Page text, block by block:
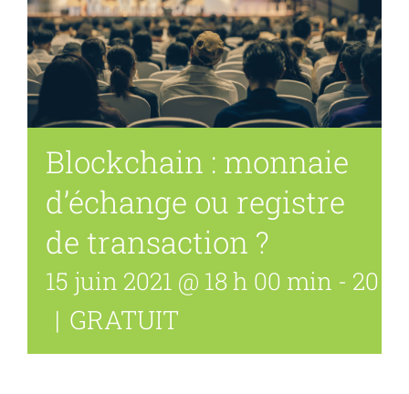
Blockchain : monnaie
d’échange ou registre
de transaction ?
15 juin 2021 @ 18 h 00 min - 20 h
| GRATUIT